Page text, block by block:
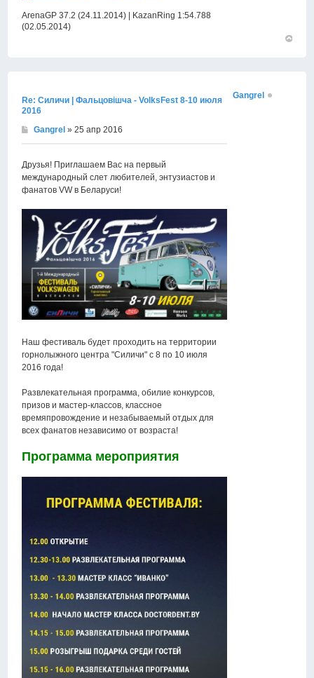
ArenaGP 37.2 (24.11.2014) | KazanRing 1:54.788
(02.05.2014)
Re: Силичи | Фальцовiшча - VolksFest 8-10 июля
2016
Gangrel » 25 апр 2016
Друзья! Приглашаем Вас на первый
международный слет любителей, энтузиастов и
фанатов VW в Беларуси!
Наш фестиваль будет проходить на территории
горнолыжного центра "Силичи" с 8 по 10 июля
2016 года!
Развлекательная программа, обилие конкурсов,
призов и мастер-классов, классное
времяпровождение и незабываемый отдых для
всех фанатов независимо от возраста!
Программа мероприятия
Gangrel